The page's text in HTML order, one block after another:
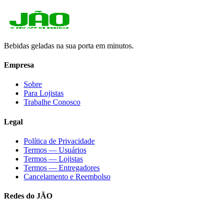
Bebidas geladas na sua porta em minutos.
Empresa
Sobre
Para Lojistas
Trabalhe Conosco
Legal
Política de Privacidade
Termos — Usuários
Termos — Lojistas
Termos — Entregadores
Cancelamento e Reembolso
Redes do JÃO